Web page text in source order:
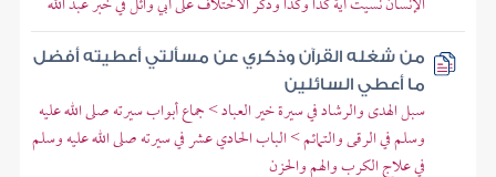
من شغله القرآن وذكري عن مسألتي أعطيته أفضل
ما أعطي السائلين
سبل الهدى والرشاد في سيرة خير العباد > جماع أبواب سيرته صلى الله عليه
وسلم في الرقى والتمائم > الباب الحادي عشر في سيرته صلى الله عليه وسلم
في علاج الكرب والهم والحزن